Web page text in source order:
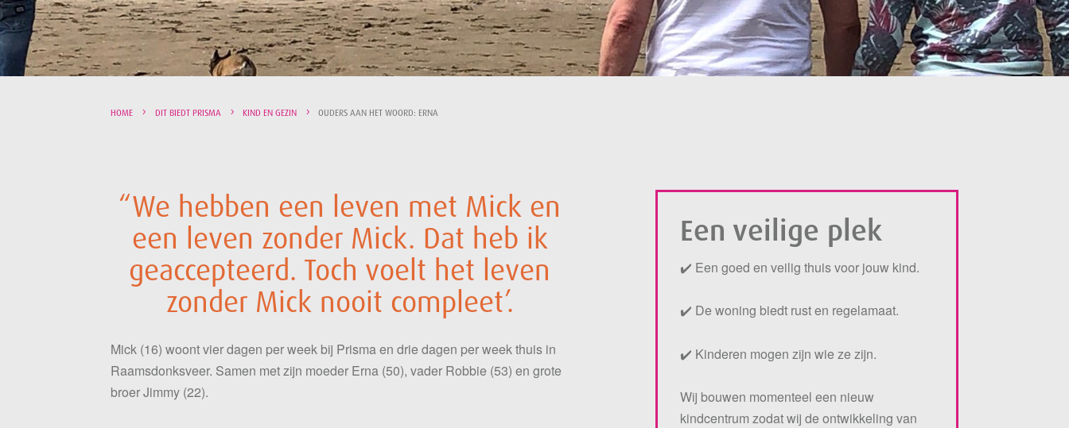
HOME DIT BIEDT PRISMA KIND EN GEZIN OUDERS AAN HET WOORD: ERNA
“We hebben een leven met Mick en
een leven zonder Mick. Dat heb ik
geaccepteerd. Toch voelt het leven
zonder Mick nooit compleet’.
Mick (16) woont vier dagen per week bij Prisma en drie dagen per week thuis in
Raamsdonksveer. Samen met zijn moeder Erna (50), vader Robbie (53) en grote
broer Jimmy (22).
Een veilige plek
✔️ Een goed en veilig thuis voor jouw kind.
✔️ De woning biedt rust en regelamaat.
✔️ Kinderen mogen zijn wie ze zijn.
Wij bouwen momenteel een nieuw
kindcentrum zodat wij de ontwikkeling van